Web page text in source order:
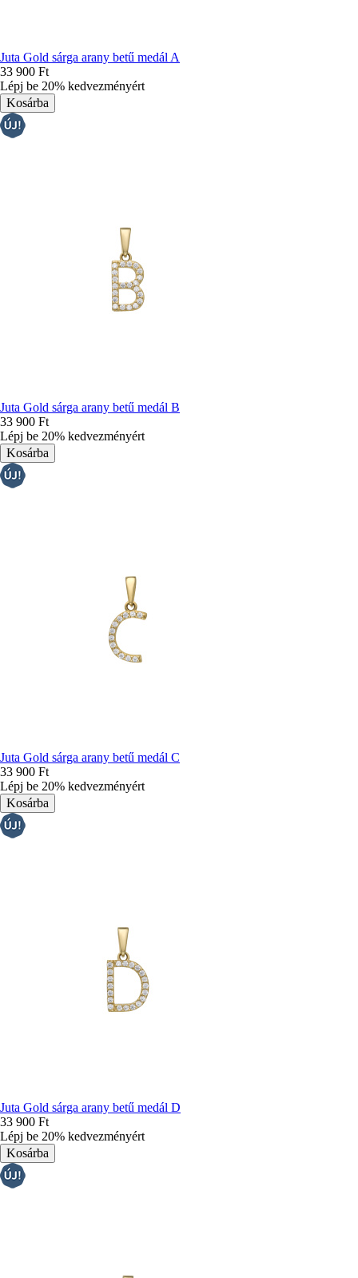
Juta Gold sárga arany betű medál A
33 900 Ft
Lépj be 20% kedvezményért
Juta Gold sárga arany betű medál B
33 900 Ft
Lépj be 20% kedvezményért
Juta Gold sárga arany betű medál C
33 900 Ft
Lépj be 20% kedvezményért
Juta Gold sárga arany betű medál D
33 900 Ft
Lépj be 20% kedvezményért